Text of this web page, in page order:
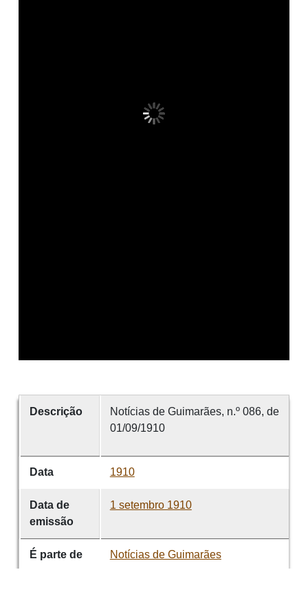
Descrição
Notícias de Guimarães, n.º 086, de
01/09/1910
Data 1910
Data de
emissão
1 setembro 1910
É parte de Notícias de Guimarães